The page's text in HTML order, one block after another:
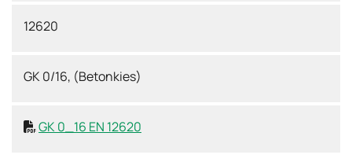
12620
GK 0/16, (Betonkies)
GK 0_16 EN 12620